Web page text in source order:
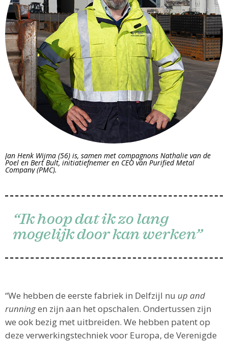
Jan Henk Wijma (56) is, samen met compagnons Nathalie van de
Poel en Bert Bult, initiatiefnemer en CEO van Purified Metal
Company (PMC).
“Ik hoop dat ik zo lang
mogelijk door kan werken”
“We hebben de eerste fabriek in Delfzijl nu up and
runningen zijn aan het opschalen. Ondertussen zijn
we ook bezig met uitbreiden. We hebben patent op
deze verwerkingstechniek voor Europa, de Verenigde